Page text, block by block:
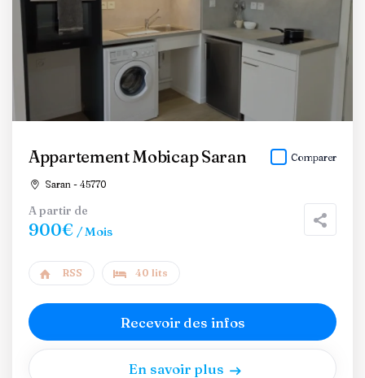
Appartement Mobicap Saran
Saran - 45770
Comparer
A partir de
900€ / Mois
RSS 40 lits
Recevoir des infos
En savoir plus